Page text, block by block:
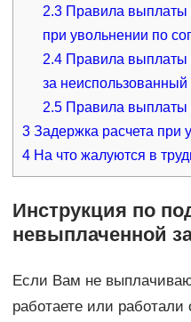
2.3 Правила выплаты
при увольнении по
2.4 Правила выплаты
за неиспользованный
2.5 Правила выплаты
3Задержка расчета при
4На что жалуются в
Инструкция по
невыплаченной
Если Вам не
работаете или